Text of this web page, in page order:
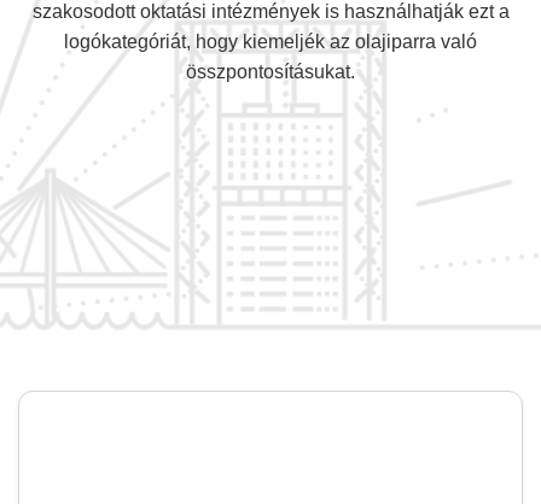
szakosodott oktatási intézmények is használhatják ezt a
logókategóriát, hogy kiemeljék az olajiparra való
összpontosításukat.